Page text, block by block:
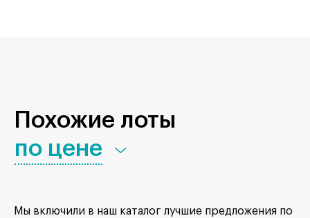
Похожие лоты
по цене
Мы включили в наш каталог лучшие предложения по